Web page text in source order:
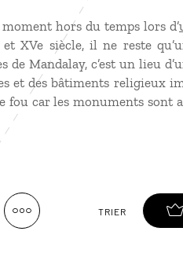
hors du temps lors d’
XVe siècle, il ne reste
Mandalay, c’est un lieu
et des bâtiments religieux
fou car les monuments sont
TRIER